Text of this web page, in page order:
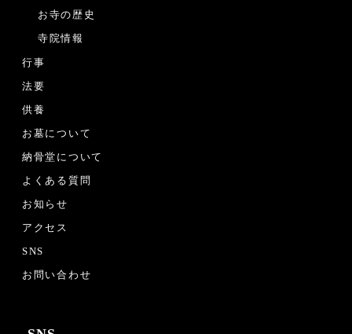
お寺の歴史
寺院情報
行事
法要
供養
お墓について
納骨堂について
よくある質問
お知らせ
アクセス
SNS
お問い合わせ